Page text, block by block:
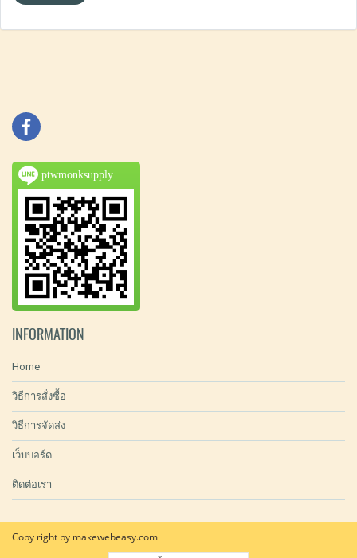
ptwmonksupply
INFORMATION
Home
วิธีการสั่งซื้อ
วิธีการจัดส่ง
เว็บบอร์ด
ติดต่อเรา
Copy right by makewebeasy.com